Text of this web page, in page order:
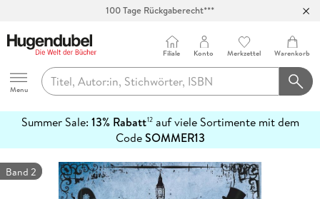
Abholung in über 100 Filialen
Hugendubel
Menu
Filiale Konto Merkzettel Warenkorb
Summer Sale: 13% Rabatt12auf viele Sortimente mit dem
CodeSOMMER13
erfahren
Band 2